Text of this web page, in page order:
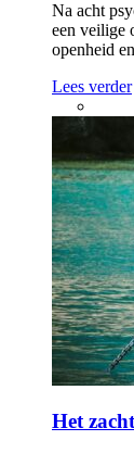
Na acht
een veilige
openheid
Lees verder
Het